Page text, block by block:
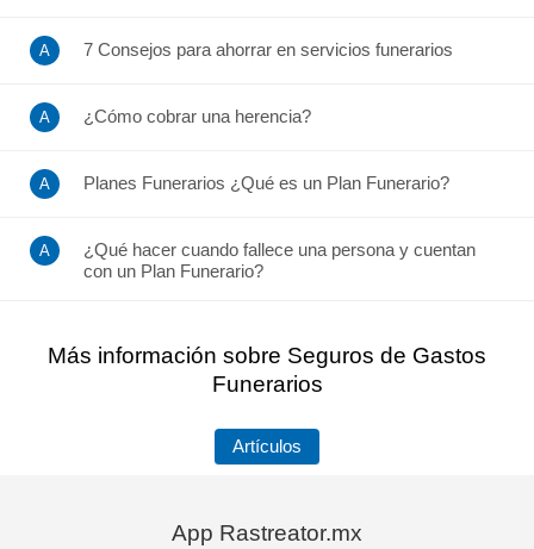
7 Consejos para ahorrar en servicios funerarios
¿Cómo cobrar una herencia?
Planes Funerarios ¿Qué es un Plan Funerario?
¿Qué hacer cuando fallece una persona y cuentan
con un Plan Funerario?
Más información sobre Seguros de Gastos
Funerarios
Artículos
App Rastreator.mx